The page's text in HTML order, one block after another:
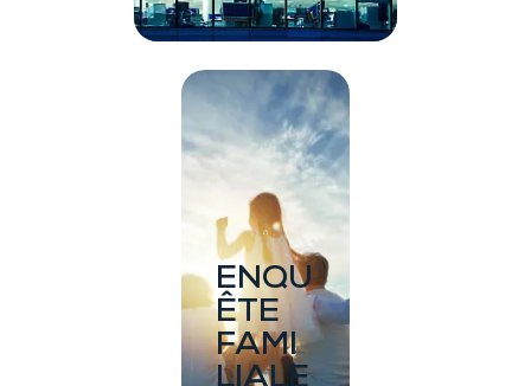
ENQU
ÊTE
FAMI
LIALE